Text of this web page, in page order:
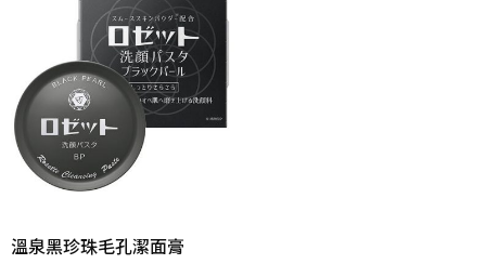
溫泉黑珍珠毛孔潔面膏